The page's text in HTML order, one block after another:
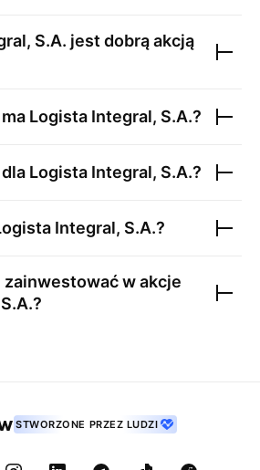
S.A. jest dobrą akcją
Logista Integral, S.A.?
Logista Integral, S.A.?
Integral, S.A.?
w akcje
?
STWORZONE PRZEZ LUDZI